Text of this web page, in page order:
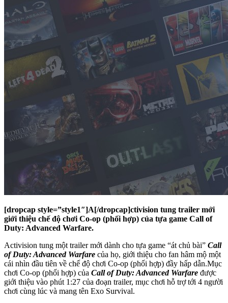
[dropcap style=”style1″]A[/dropcap]ctivision tung trailer mới
giới thiệu chế độ chơi Co-op (phối hợp) của tựa game Call of
Duty: Advanced Warfare.
Activision tung một trailer mới dành cho tựa game “át chủ bài” Call
of Duty: Advanced Warfare của họ, giới thiệu cho fan hâm mộ một
cái nhìn đầu tiên về chế độ chơi Co-op (phối hợp) đầy hấp dẫn.Mục
chơi Co-op (phối hợp) của Call of Duty: Advanced Warfare được
giới thiệu vào phút 1:27 của đoạn trailer, mục chơi hỗ trợ tới 4 người
chơi cùng lúc và mang tên Exo Survival.